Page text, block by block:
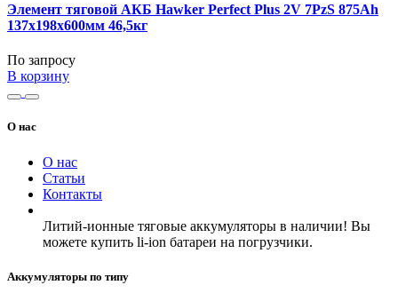
Элемент тяговой АКБ Hawker Perfect Plus 2V 7PzS 875Ah
137x198x600мм 46,5кг
По запросу
В корзину
О нас
О нас
Статьи
Контакты
Литий-ионные тяговые аккумуляторы в наличии! Вы
можете купить li-ion батареи на погрузчики.
Аккумуляторы по типу